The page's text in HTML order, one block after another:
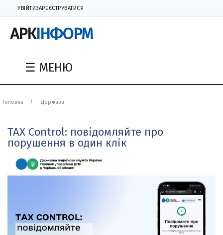
УВІЙТИЗАРЕЄСТРУВАТИСЯ
АРКІНФОРМ
☰ МЕНЮ
Головна Держава
TAX Control: повідомляйте про
порушення в один клік